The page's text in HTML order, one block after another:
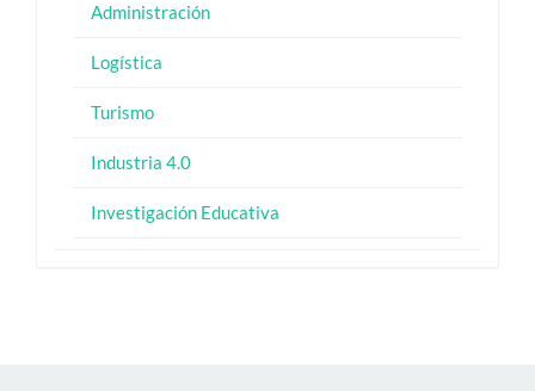
Administración
Logística
Turismo
Industria 4.0
Investigación Educativa